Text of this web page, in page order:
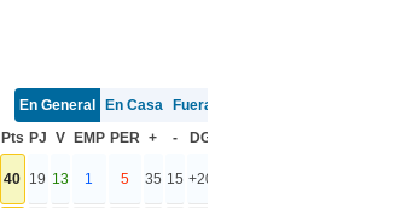
En General En Casa
Fuera
Pts PJ V EMP PER + - DG
40 19 13 1 5 35 15 +20